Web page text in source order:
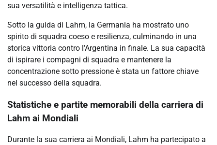
sua versatilità e intelligenza tattica.
Sotto la guida di Lahm, la Germania ha mostrato uno
spirito di squadra coeso e resilienza, culminando in una
storica vittoria contro l’Argentina in finale. La sua capacità
di ispirare i compagni di squadra e mantenere la
concentrazione sotto pressione è stata un fattore chiave
nel successo della squadra.
Statistiche e partite memorabili della carriera di
Lahm ai Mondiali
Durante la sua carriera ai Mondiali, Lahm ha partecipato a